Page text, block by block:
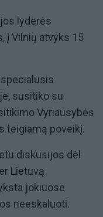
lyderės
į Vilnių atvyks 15
susitiko su
Vyriausybės
teigiamą poveikį.
diskusijos dėl
Lietuvą
jokiuose
neeskaluoti.